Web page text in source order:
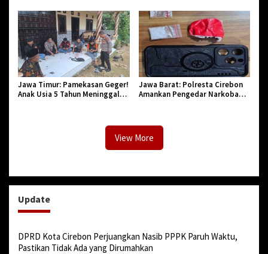
Pendidikan dan Birokrasi
Jawa Timur: Pamekasan Geger!
Anak Usia 5 Tahun Meninggal
Jawa Barat: Polresta Cirebon
Amankan Pengedar Narkoba
View More
Update
DPRD Kota Cirebon Perjuangkan Nasib PPPK Paruh Waktu,
Pastikan Tidak Ada yang Dirumahkan